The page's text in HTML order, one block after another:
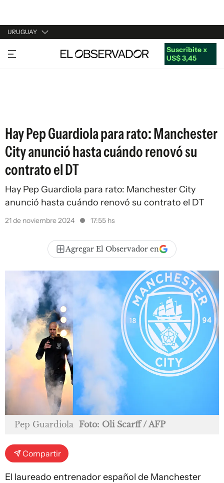
URUGUAY
URUGUAY
ARGENTINA
Suscribite x
US$ 3,45
Hay Pep Guardiola para rato: Manchester
City anunció hasta cuándo renovó su
contrato el DT
Hay Pep Guardiola para rato: Manchester City
anunció hasta cuándo renovó su contrato el DT
21 de noviembre 2024 17:55 hs
Agregar El Observador en
Pep Guardiola Foto: Oli Scarff / AFP
Compartir
El laureado entrenador español de Manchester